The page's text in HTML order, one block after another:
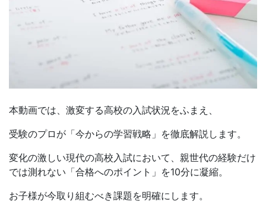
本動画では、激変する高校の入試状況をふまえ、
受験のプロが「今からの学習戦略」を徹底解説します。
変化の激しい現代の高校入試において、親世代の経験だけ
では測れない「合格へのポイント」を10分に凝縮。
お子様が今取り組むべき課題を明確にします。